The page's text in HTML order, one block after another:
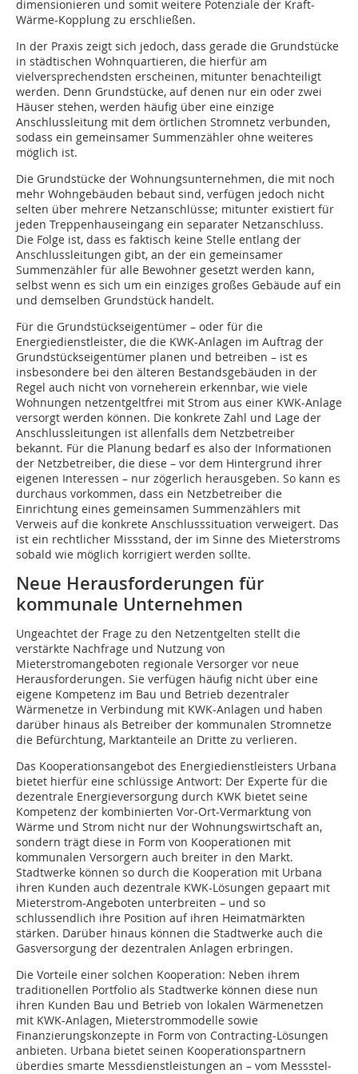
dimensionieren und somit weitere Potenziale der Kraft-
Wärme-Kopplung zu erschließen.
In der Praxis zeigt sich jedoch, dass gerade die Grundstücke
in städtischen Wohnquartieren, die hierfür am
vielversprechendsten erscheinen, mitunter benachteiligt
werden. Denn Grundstücke, auf denen nur ein oder zwei
Häuser stehen, werden häufig über eine einzige
Anschlussleitung mit dem örtlichen Stromnetz verbunden,
sodass ein gemeinsamer Summenzähler ohne weiteres
möglich ist.
Die Grundstücke der Wohnungsunternehmen, die mit noch
mehr Wohngebäuden bebaut sind, verfügen jedoch nicht
selten über mehrere Netzanschlüsse; mitunter existiert für
jeden Treppenhauseingang ein separater Netzanschluss.
Die Folge ist, dass es faktisch keine Stelle entlang der
Anschlussleitungen gibt, an der ein gemeinsamer
Summenzähler für alle Bewohner gesetzt werden kann,
selbst wenn es sich um ein einziges großes Gebäude auf ein
und demselben Grundstück handelt.
Für die Grundstückseigentümer – oder für die
Energiedienstleister, die die KWK-Anlagen im Auftrag der
Grundstückseigentümer planen und betreiben – ist es
insbesondere bei den älteren Bestandsgebäuden in der
Regel auch nicht von vorneherein erkennbar, wie viele
Wohnungen netzentgeltfrei mit Strom aus einer KWK-Anlage
versorgt werden können. Die konkrete Zahl und Lage der
Anschlussleitungen ist allenfalls dem Netzbetreiber
bekannt. Für die Planung bedarf es also der Informationen
der Netzbetreiber, die diese – vor dem Hintergrund ihrer
eigenen Interessen – nur zögerlich herausgeben. So kann es
durchaus vorkommen, dass ein Netzbetreiber die
Einrichtung eines gemeinsamen Summenzählers mit
Verweis auf die konkrete Anschlusssituation verweigert. Das
ist ein rechtlicher Missstand, der im Sinne des Mieterstroms
sobald wie möglich korrigiert werden sollte.
Neue Herausforderungen für
kommunale Unternehmen
Ungeachtet der Frage zu den Netzentgelten stellt die
verstärkte Nachfrage und Nutzung von
Mieterstromangeboten regionale Versorger vor neue
Herausforderungen. Sie verfügen häufig nicht über eine
eigene Kompetenz im Bau und Betrieb dezentraler
Wärmenetze in Verbindung mit KWK-Anlagen und haben
darüber hinaus als Betreiber der kommunalen Stromnetze
die Befürchtung, Marktanteile an Dritte zu verlieren.
Das Kooperationsangebot des Energiedienstleisters Urbana
bietet hierfür eine schlüssige Antwort: Der Experte für die
dezentrale Energieversorgung durch KWK bietet seine
Kompetenz der kombinierten Vor-Ort-Vermarktung von
Wärme und Strom nicht nur der Wohnungswirtschaft an,
sondern trägt diese in Form von Kooperationen mit
kommunalen Versorgern auch breiter in den Markt.
Stadtwerke können so durch die Kooperation mit Urbana
ihren Kunden auch dezentrale KWK-Lösungen gepaart mit
Mieterstrom-Angeboten unterbreiten – und so
schlussendlich ihre Position auf ihren Heimatmärkten
stärken. Darüber hinaus können die Stadtwerke auch die
Gasversorgung der dezentralen Anlagen erbringen.
Die Vorteile einer solchen Kooperation: Ne­­ben ihrem
traditionellen Portfolio als Stadtwerke können diese nun
ihren Kunden Bau und Betrieb von lokalen Wärmenetzen
mit KWK-Anlagen, Mieterstrommodelle sowie
Finanzierungskonzepte in Form von Contracting-Lösungen
anbieten. Urbana bietet seinen Kooperationspartnern
überdies smarte Messdienstleistungen an – vom Messstel­